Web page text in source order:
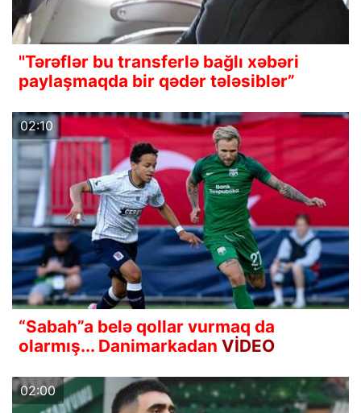
"Tərəflər bu transferlə bağlı xəbəri
paylaşmaqda bir qədər tələsiblər”
02:10
“Sabah”a belə qollar vurmaq da
olarmış... Danimarkadan VİDEO
02:00